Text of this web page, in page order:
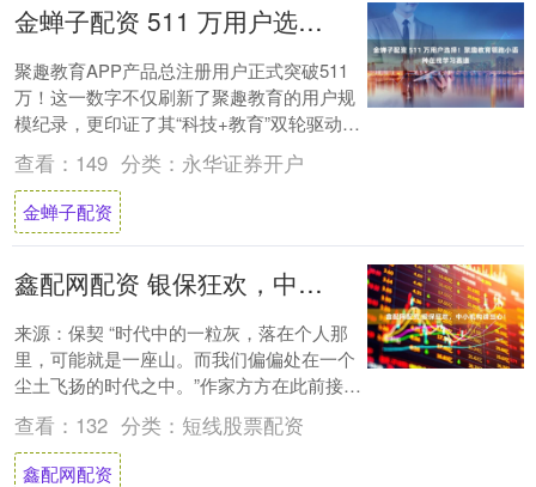
金蝉子配资 511 万用户选择！聚趣教育领跑小语种在线学习赛道
聚趣教育APP产品总注册用户正式突破511
万！这一数字不仅刷新了聚趣教育的用户规
模纪录，更印证了其“科技+教育”双轮驱动战
略的成功实践。这511万用户的信任，正....
查看： 149 分类： 永华证券开户
金蝉子配资
鑫配网配资 银保狂欢，中小机构请当心！
来源：保契 “时代中的一粒灰，落在个人那
里，可能就是一座山。而我们偏偏处在一个
尘土飞扬的时代之中。”作家方方在此前接受
采访时，如是说。 回望悠长岁月，历史的尘
埃....
查看： 132 分类： 短线股票配资
鑫配网配资